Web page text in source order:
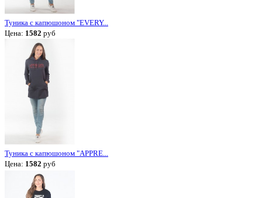
Туника с капюшоном "EVERY...
Цена: 1582 руб
Туника с капюшоном "APPRE...
Цена: 1582 руб